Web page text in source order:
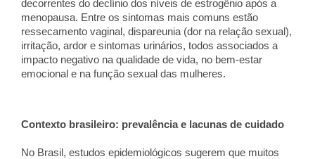
decorrentes do declínio dos níveis de estrogênio após a
menopausa. Entre os sintomas mais comuns estão
ressecamento vaginal, dispareunia (dor na relação sexual),
irritação, ardor e sintomas urinários, todos associados a
impacto negativo na qualidade de vida, no bem-estar
emocional e na função sexual das mulheres.
Contexto brasileiro: prevalência e lacunas de cuidado
No Brasil, estudos epidemiológicos sugerem que muitos